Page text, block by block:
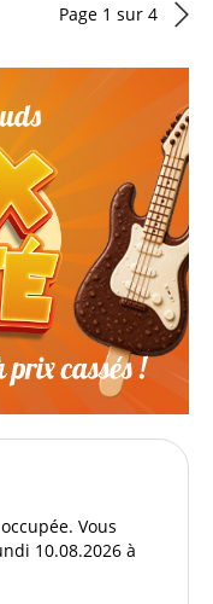
Page 1 sur 4
Vous
10.08.2026 à